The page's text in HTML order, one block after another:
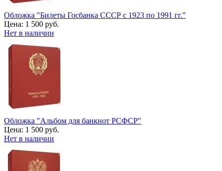
Обложка "Билеты Госбанка СССР с 1923 по 1991 гг."
Цена: 1 500 руб.
Нет в наличии
Обложка "Альбом для банкнот РСФСР"
Цена: 1 500 руб.
Нет в наличии